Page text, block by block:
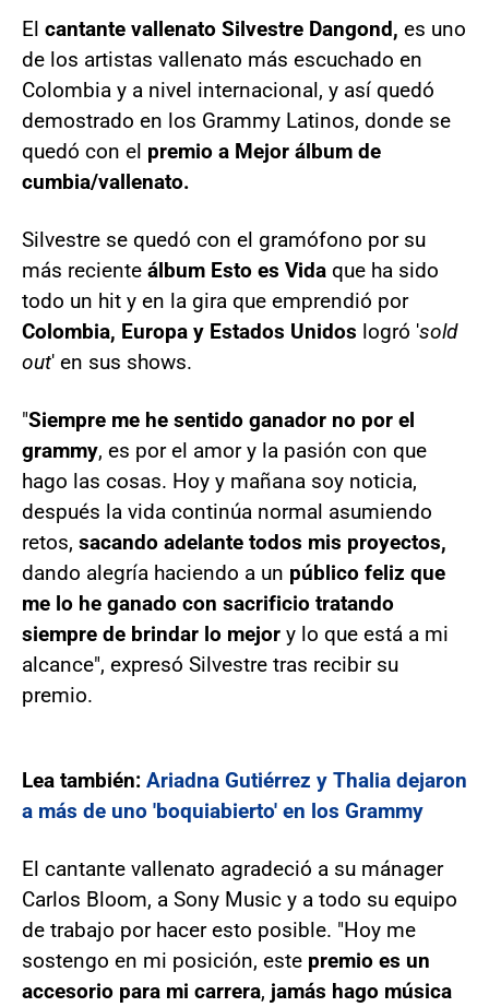
El cantante vallenato Silvestre Dangond, es uno
de los artistas vallenato más escuchado en
Colombia y a nivel internacional, y así quedó
demostrado en los Grammy Latinos, donde se
quedó con el premio a Mejor álbum de
cumbia/vallenato.
Silvestre se quedó con el gramófono por su
más reciente álbum Esto es Vida que ha sido
todo un hit y en la gira que emprendió por
Colombia, Europa y Estados Unidos logró 'sold
out' en sus shows.
"Siempre me he sentido ganador no por el
grammy, es por el amor y la pasión con que
hago las cosas. Hoy y mañana soy noticia,
después la vida continúa normal asumiendo
retos, sacando adelante todos mis proyectos,
dando alegría haciendo a un público feliz que
me lo he ganado con sacrificio tratando
siempre de brindar lo mejor y lo que está a mi
alcance", expresó Silvestre tras recibir su
premio.
Lea también: Ariadna Gutiérrez y Thalia dejaron
a más de uno 'boquiabierto' en los Grammy
El cantante vallenato agradeció a su mánager
Carlos Bloom, a Sony Music y a todo su equipo
de trabajo por hacer esto posible. "Hoy me
sostengo en mi posición, este premio es un
accesorio para mi carrera, jamás hago música